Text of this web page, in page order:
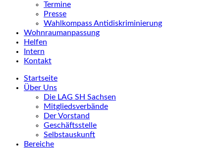
Termine
Presse
Wahlkompass Antidiskriminierung
Wohnraumanpassung
Helfen
Intern
Kontakt
Startseite
Über Uns
Die LAG SH Sachsen
Mitgliedsverbände
Der Vorstand
Geschäftsstelle
Selbstauskunft
Bereiche